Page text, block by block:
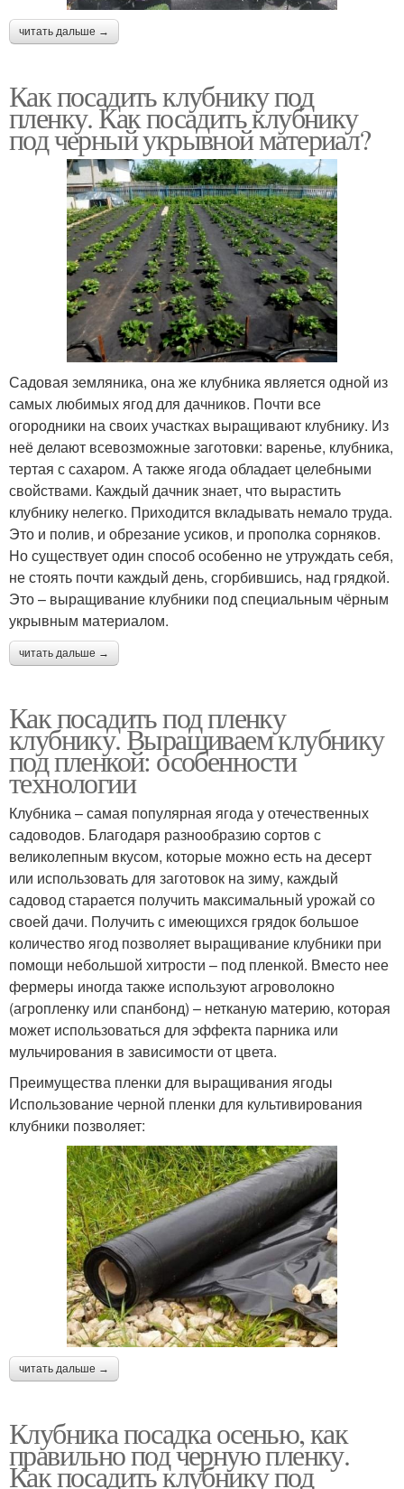
читать дальше →
Как посадить клубнику под
пленку. Как посадить клубнику
под черный укрывной материал?
Садовая земляника, она же клубника является одной из
самых любимых ягод для дачников. Почти все
огородники на своих участках выращивают клубнику. Из
неё делают всевозможные заготовки: варенье, клубника,
тертая с сахаром. А также ягода обладает целебными
свойствами. Каждый дачник знает, что вырастить
клубнику нелегко. Приходится вкладывать немало труда.
Это и полив, и обрезание усиков, и прополка сорняков.
Но существует один способ особенно не утруждать себя,
не стоять почти каждый день, сгорбившись, над грядкой.
Это – выращивание клубники под специальным чёрным
укрывным материалом.
читать дальше →
Как посадить под пленку
клубнику. Выращиваем клубнику
под пленкой: особенности
технологии
Клубника – самая популярная ягода у отечественных
садоводов. Благодаря разнообразию сортов с
великолепным вкусом, которые можно есть на десерт
или использовать для заготовок на зиму, каждый
садовод старается получить максимальный урожай со
своей дачи. Получить с имеющихся грядок большое
количество ягод позволяет выращивание клубники при
помощи небольшой хитрости – под пленкой. Вместо нее
фермеры иногда также используют агроволокно
(агропленку или спанбонд) – нетканую материю, которая
может использоваться для эффекта парника или
мульчирования в зависимости от цвета.
Преимущества пленки для выращивания ягоды
Использование черной пленки для культивирования
клубники позволяет:
читать дальше →
Клубника посадка осенью, как
правильно под черную пленку.
Как посадить клубнику под